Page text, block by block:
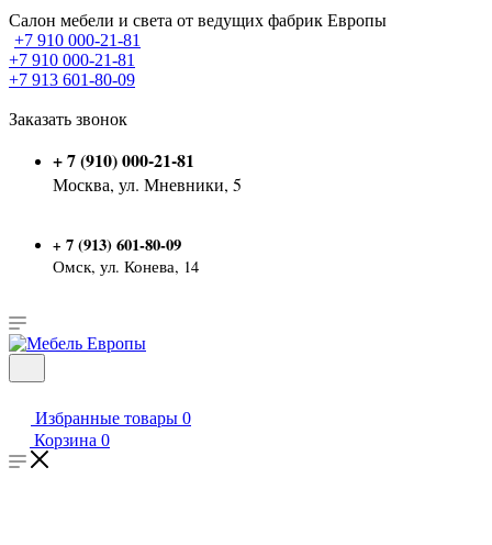
Салон мебели и света от ведущих фабрик Европы
+7 910 000-21-81
+7 910 000-21-81
+7 913 601-80-09
Заказать звонок
+ 7 (910) 000-21-81
Москва, ул. Мневники, 5
+ 7 (913) 601-80-09
Омск, ул. Конева, 14
Избранные товары 0
Корзина 0